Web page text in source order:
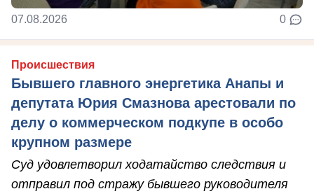
07.08.2026 0
Происшествия
Бывшего главного энергетика Анапы и
депутата Юрия Смазнова арестовали по
делу о коммерческом подкупе в особо
крупном размере
Суд удовлетворил ходатайство следствия и
отправил под стражу бывшего руководителя